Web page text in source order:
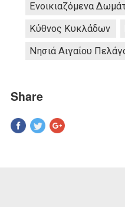
Ενοικιαζόμενα
Κύθνος Κυκλάδων
Νησιά Αιγαίου
Share